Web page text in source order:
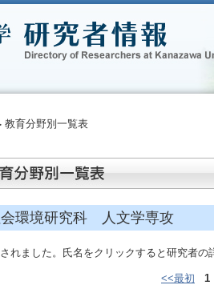
教育分野別一覧表
会環境研究科 人文学専攻
れました。氏名をクリックすると研究者の
<<最初 1